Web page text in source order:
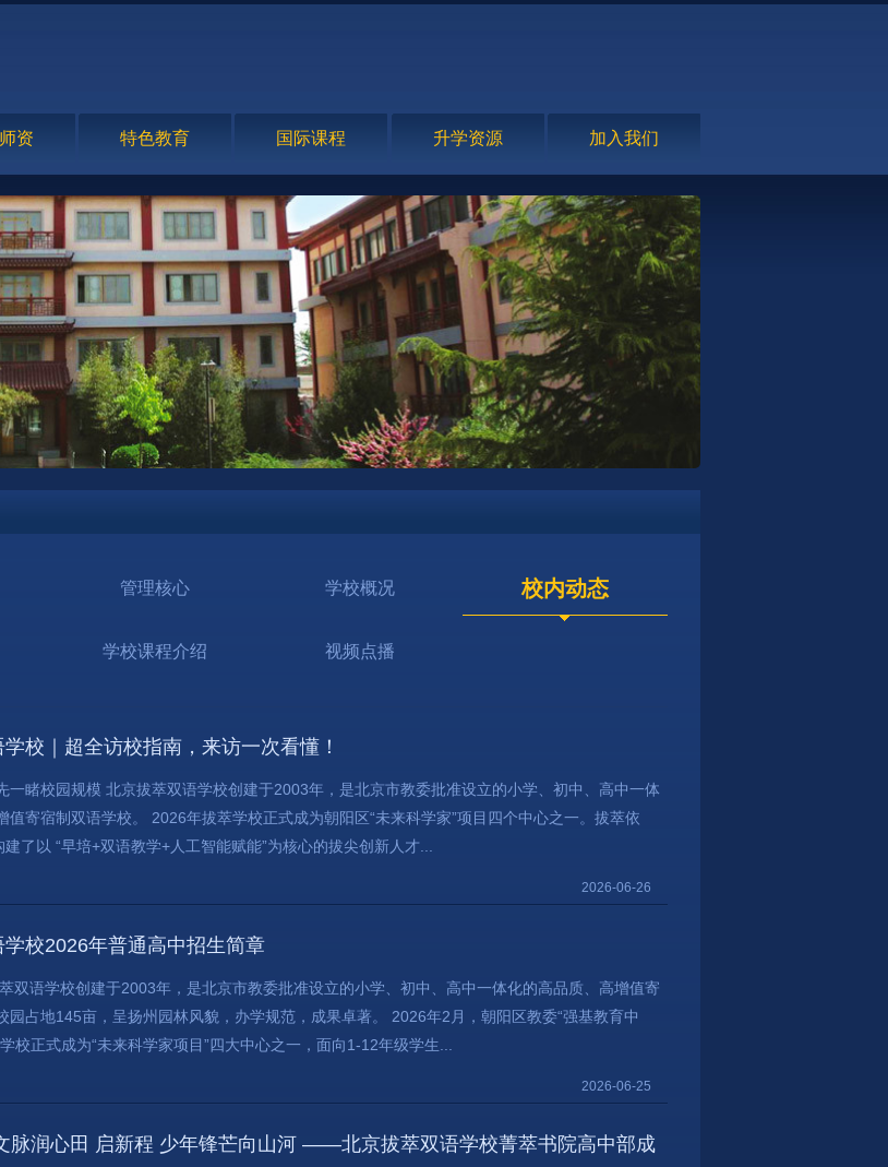
资 特色教育 国际课程 升学资源 加入我们
管理核心 学校概况 校内动态
学校课程介绍 视频点播
校｜超全访校指南，来访一次看懂！
一睹校园规模 北京拔萃双语学校创建于2003年，是北京市教委批准设立的小学、初中、高中一体
值寄宿制双语学校。 2026年拔萃学校正式成为朝阳区“未来科学家”项目四个中心之一。拔萃依
建了以 “早培+双语教学+人工智能赋能”为核心的拔尖创新人才...
2026-06-26
校2026年普通高中招生简章
双语学校创建于2003年，是北京市教委批准设立的小学、初中、高中一体化的高品质、高增值寄
园占地145亩，呈扬州园林风貌，办学规范，成果卓著。 2026年2月，朝阳区教委“强基教育中
校正式成为“未来科学家项目”四大中心之一，面向1-12年级学生...
2026-06-25
脉润心田 启新程 少年锋芒向山河 ——北京拔萃双语学校菁萃书院高中部成